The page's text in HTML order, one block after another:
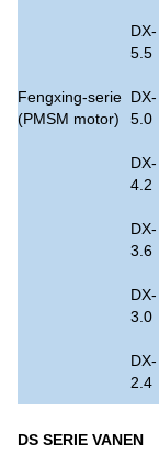
Fengxing-serie
(PMSM motor)
DX-
5.5
DX-
5.0
DX-
4.2
DX-
3.6
DX-
3.0
DX-
2.4
DS SERIE VANEN